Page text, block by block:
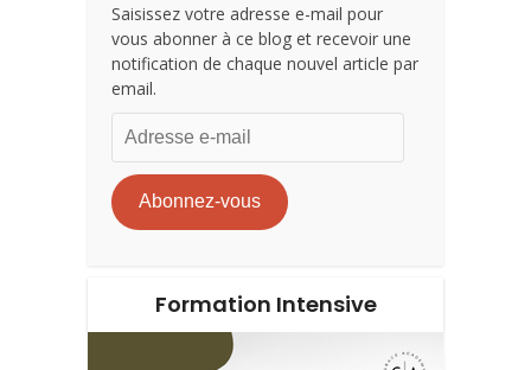
Saisissez votre adresse e-mail pour
vous abonner à ce blog et recevoir une
notification de chaque nouvel article par
email.
Adresse
e-
mail
Abonnez-vous
Formation Intensive